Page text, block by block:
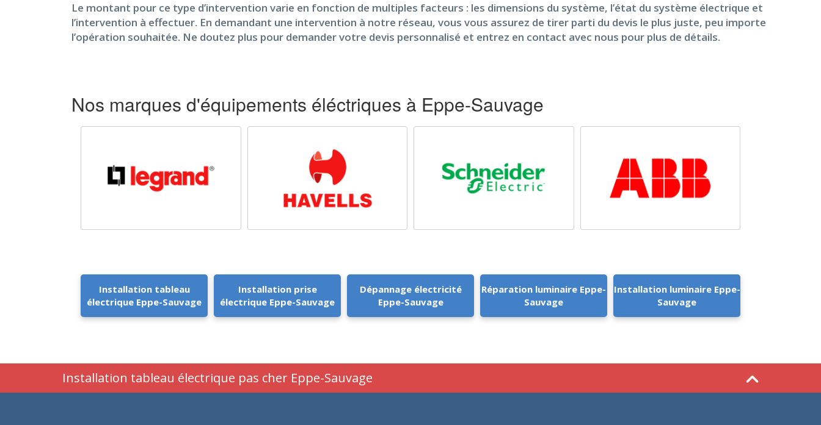
Le montant pour ce type d’intervention varie en fonction de multiples facteurs : les dimensions du système, l’état du système électrique et
l’intervention à effectuer. En demandant une intervention à notre réseau, vous vous assurez de tirer parti du devis le plus juste, peu importe
l’opération souhaitée. Ne doutez plus pour demander votre devis personnalisé et entrez en contact avec nous pour plus de détails.
Nos marques d'équipements éléctriques à Eppe-Sauvage
Installation tableau
électrique Eppe-Sauvage
Installation prise
électrique Eppe-Sauvage
Dépannage électricité
Eppe-Sauvage
Réparation luminaire Eppe-
Sauvage
Installation luminaire Eppe-
Sauvage
Installation tableau électrique pas cher Eppe-Sauvage